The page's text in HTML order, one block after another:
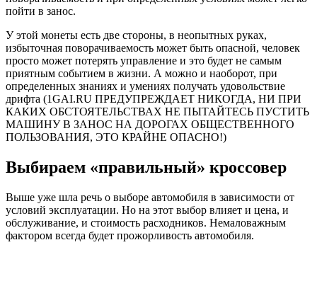
пойти в занос.
У этой монеты есть две стороны, в неопытных руках,
избыточная поворачиваемость может быть опасной, человек
просто может потерять управление и это будет не самым
приятным событием в жизни. А можно и наоборот, при
определенных знаниях и умениях получать удовольствие
дрифта (1GAI.RU ПРЕДУПРЕЖДАЕТ НИКОГДА, НИ ПРИ
КАКИХ ОБСТОЯТЕЛЬСТВАХ НЕ ПЫТАЙТЕСЬ ПУСТИТЬ
МАШИНУ В ЗАНОС НА ДОРОГАХ ОБЩЕСТВЕННОГО
ПОЛЬЗОВАНИЯ, ЭТО КРАЙНЕ ОПАСНО!)
Выбираем «правильный» кроссовер
Выше уже шла речь о выборе автомобиля в зависимости от
условий эксплуатации. Но на этот выбор влияет и цена, и
обслуживание, и стоимость расходников. Немаловажным
фактором всегда будет прожорливость автомобиля.